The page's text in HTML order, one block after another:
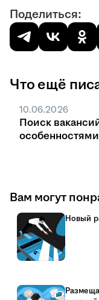
Поделиться:
Что ещё
10.06.2026
Поиск
Вам могут
Новый